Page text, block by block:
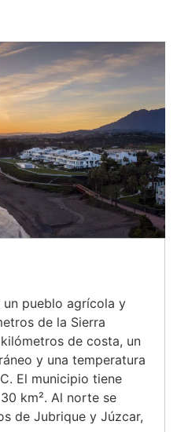
un pueblo agrícola y
de la Sierra
de costa, un
y una temperatura
El municipio tiene
km². Al norte se
de Jubrique y Júzcar,